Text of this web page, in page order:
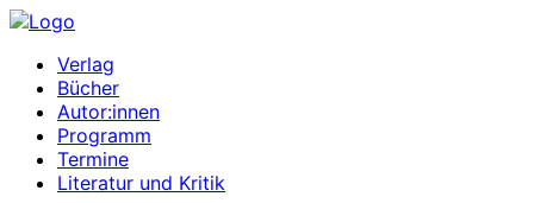
Verlag
Bücher
Autor:innen
Programm
Termine
Literatur und Kritik